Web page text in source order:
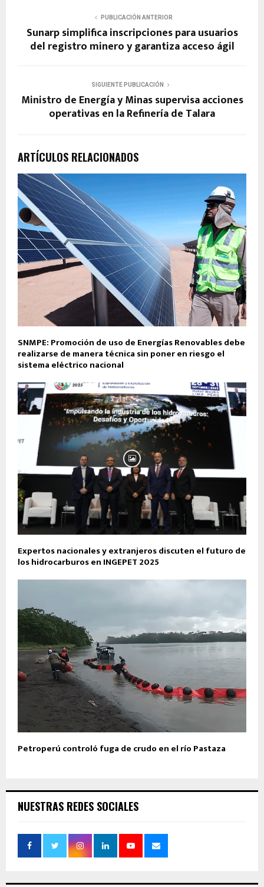
PUBLICACIÓN ANTERIOR
Sunarp simplifica inscripciones para usuarios
del registro minero y garantiza acceso ágil
SIGUIENTE PUBLICACIÓN
Ministro de Energía y Minas supervisa acciones
operativas en la Refinería de Talara
ARTÍCULOS RELACIONADOS
SNMPE: Promoción de uso de Energías Renovables debe
realizarse de manera técnica sin poner en riesgo el
sistema eléctrico nacional
Expertos nacionales y extranjeros discuten el futuro de
los hidrocarburos en INGEPET 2025
Petroperú controló fuga de crudo en el río Pastaza
NUESTRAS REDES SOCIALES